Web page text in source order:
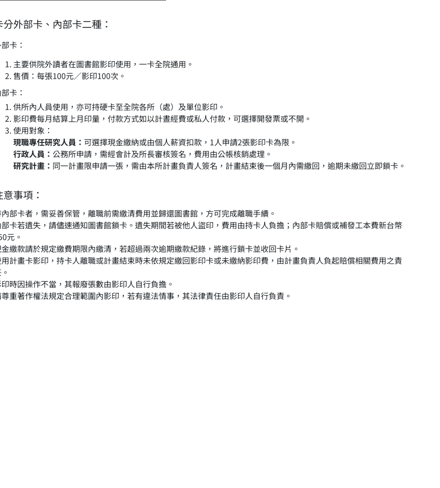
外部卡、內部卡二種：
卡：
主要供院外讀者在圖書館影印使用，一卡全院通用。
售價：每張100元／影印100次。
卡：
供所內人員使用，亦可持硬卡至全院各所（處）及單位影印。
影印費每月結算上月印量，付款方式如以計晝經費或私人付款，可選擇開發票或不開。
使用對象：
現職專任研究人員： 可選擇現金繳納或由個人薪資扣款，1人申請2張影印卡為限。
行政人員：公務所申請，需經會計及所長審核簽名，費用由公帳核銷處理。
研究計畫： 同一計畫限申請一張，需由本所計畫負責人簽名，計畫結束後一個月內需繳回，逾期未繳回立即鎖卡。
事項：
部卡者，需妥善保管，離職前需繳清費用並歸還圖書館，方可完成離職手續。
卡若遺失，請儘速通知圖書館鎖卡。遺失期間若被他人盜印，費用由持卡人負擔；內部卡賠償或補發工本費新台幣
元。
繳款請於規定繳費期限內繳清，若超過兩次逾期繳款紀錄，將進行鎖卡並收回卡片。
計畫卡影印，持卡人離職或計畫結束時未依規定繳回影印卡或未繳納影印費，由計畫負責人負起賠償相關費用之責
時因操作不當，其報廢張數由影印人自行負擔。
重著作權法規定合理範圍內影印，若有違法情事，其法律責任由影印人自行負責。